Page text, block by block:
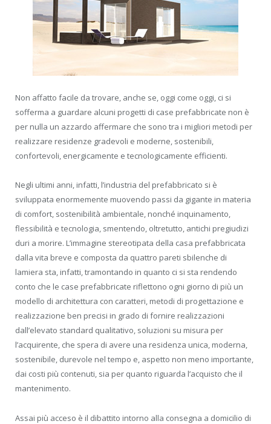
Non affatto facile da trovare, anche se, oggi come oggi, ci si
sofferma a guardare alcuni progetti di case prefabbricate non è
per nulla un azzardo affermare che sono tra i migliori metodi per
realizzare residenze gradevoli e moderne, sostenibili,
confortevoli, energicamente e tecnologicamente efficienti.
Negli ultimi anni, infatti, l’industria del prefabbricato si è
sviluppata enormemente muovendo passi da gigante in materia
di comfort, sostenibilità ambientale, nonché inquinamento,
flessibilità e tecnologia, smentendo, oltretutto, antichi pregiudizi
duri a morire. L’immagine stereotipata della casa prefabbricata
dalla vita breve e composta da quattro pareti sbilenche di
lamiera sta, infatti, tramontando in quanto ci si sta rendendo
conto che le case prefabbricate riflettono ogni giorno di più un
modello di architettura con caratteri, metodi di progettazione e
realizzazione ben precisi in grado di fornire realizzazioni
dall’elevato standard qualitativo, soluzioni su misura per
l’acquirente, che spera di avere una residenza unica, moderna,
sostenibile, durevole nel tempo e, aspetto non meno importante,
dai costi più contenuti, sia per quanto riguarda l’acquisto che il
mantenimento.
Assai più acceso è il dibattito intorno alla consegna a domicilio di